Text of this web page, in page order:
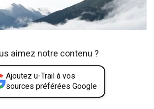
aimez notre contenu ?
Ajoutez u-Trail à vos
sources préférées Google